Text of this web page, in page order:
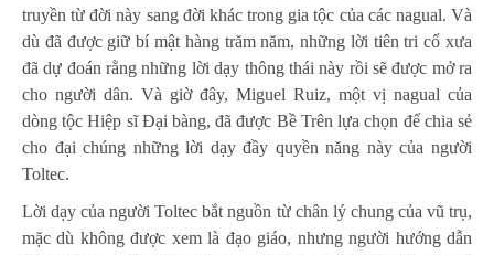
truyền từ đời này sang đời khác trong gia tộc của các nagual. Và
dù đã được giữ bí mật hàng trăm năm, những lời tiên tri cổ xưa
đã dự đoán rằng những lời dạy thông thái này rồi sẽ được mở ra
cho người dân. Và giờ đây, Miguel Ruiz, một vị nagual của
dòng tộc Hiệp sĩ Đại bàng, đã được Bề Trên lựa chọn để chia sẻ
cho đại chúng những lời dạy đầy quyền năng này của người
Toltec.
Lời dạy của người Toltec bắt nguồn từ chân lý chung của vũ trụ,
mặc dù không được xem là đạo giáo, nhưng người hướng dẫn